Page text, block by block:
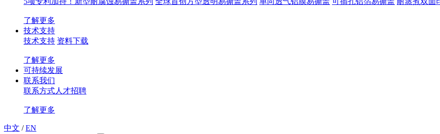
了解更多
技术支持
技术支持 资料下载
了解更多
可持续发展
联系我们
联系方式人才招聘
了解更多
中文 / EN